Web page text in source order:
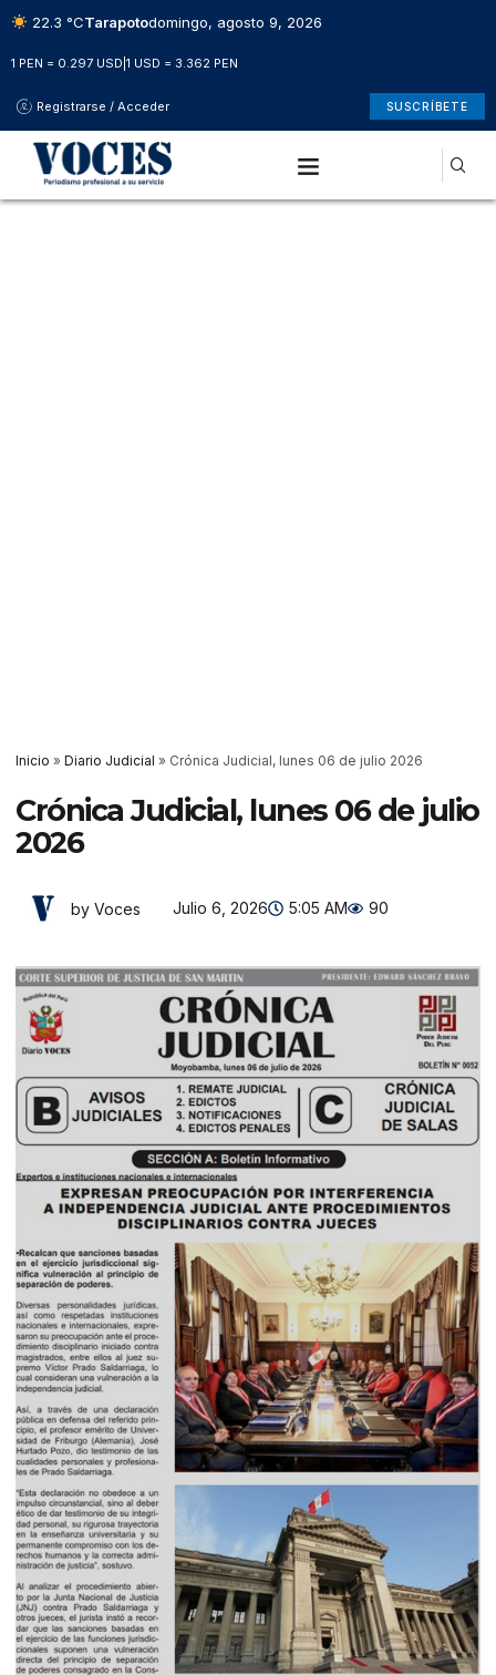
22.3 °CTarapotodomingo, agosto 9, 2026
1 PEN = 0.297 USD 1 USD = 3.362 PEN
Registrarse / Acceder SUSCRÍBETE
Inicio » Diario Judicial » Crónica Judicial, lunes 06 de julio 2026
Crónica Judicial, lunes 06 de julio
2026
by Voces Julio 6, 2026 5:05 AM 90